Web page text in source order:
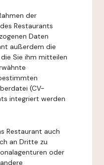
der
Restaurants
Daten
außerdem die
Sie ihm mitteilen
(CV-
integriert werden
Restaurant auch
an Dritte zu
oder